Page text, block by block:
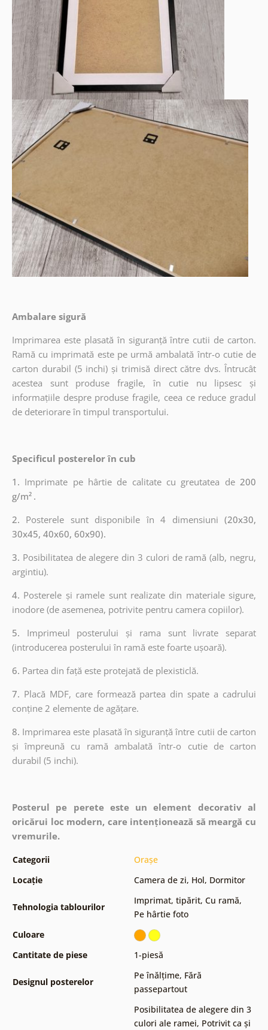
Ambalare sigură
Imprimarea este plasată în siguranță între cutii de carton.
Ramă cu imprimată este pe urmă ambalată într-o cutie de
carton durabil (5 inchi) și trimisă direct către dvs. Întrucât
acestea sunt produse fragile, în cutie nu lipsesc și
informațiile despre produse fragile, ceea ce reduce gradul
de deteriorare în timpul transportului.
Specificul posterelor în cub
1. Imprimate pe hârtie de calitate cu greutatea de200
g/m² .
2. Posterele sunt disponibile în 4 dimensiuni (20x30,
30x45, 40x60, 60x90).
3. Posibilitatea de alegere din 3 culori de ramă (alb, negru,
argintiu).
4. Posterele și ramele sunt realizate din materiale sigure,
inodore (de asemenea, potrivite pentru camera copiilor).
5. Imprimeul posterului și rama sunt livrate separat
(introducerea posterului în ramă este foarte ușoară).
6. Partea din față este protejată de plexisticlă.
7. Placă MDF, care formează partea din spate a cadrului
conține 2 elemente de agățare.
8. Imprimarea este plasată în siguranță între cutii de carton
și împreună cu ramă ambalată într-o cutie de carton
durabil (5 inchi).
Posterul pe perete este un element decorativ al
oricărui loc modern, care intenționează să meargă cu
vremurile.
Categorii
Orașe
Locație
Camera de zi, Hol, Dormitor
Tehnologia tablourilor
Imprimat, tipărit, Cu ramă,
Pe hârtie foto
Culoare
Cantitate de piese
1-piesă
Designul posterelor
Pe înălțime, Fără
passepartout
Posibilitatea de alegere din 3
culori ale ramei, Potrivit ca și